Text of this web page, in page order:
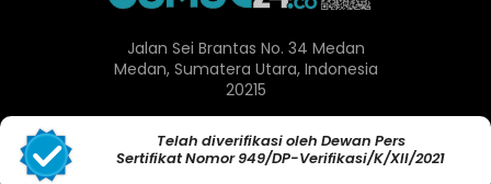
Jalan Sei Brantas No. 34 Medan
Medan, Sumatera Utara, Indonesia
20215
Telah diverifikasi oleh Dewan Pers
Sertifikat Nomor 949/DP-Verifikasi/K/XII/2021